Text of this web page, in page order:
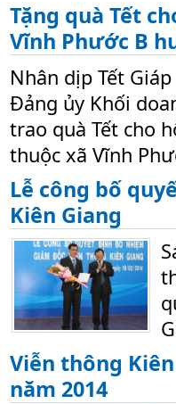
Tặng quà Tết
Vĩnh Phước B
Nhân dịp Tết
Đảng ủy Khối
trao quà Tết cho
thuộc xã Vĩnh
Lễ công bố
Kiên Giang
Viễn thông
năm 2014